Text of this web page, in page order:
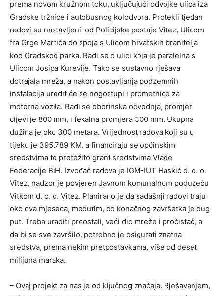
prema novom kružnom toku, uključujući odvojke ulica iza
Gradske tržnice i autobusnog kolodvora. Protekli tjedan
radovi su nastavljeni: od Policijske postaje Vitez, Ulicom
fra Grge Martića do spoja s Ulicom hrvatskih branitelja
kod Gradskog parka. Radi se o ulici koja je paralelna s
Ulicom Josipa Kurevije. Tako se sustavno rješava
dotrajala mreža, a nakon postavljanja podzemnih
instalacija uredit će se nogostupi i prometnice za
motorna vozila. Radi se oborinska odvodnja, promjer
cijevi je 800 mm, i fekalna promjera 300 mm. Ukupna
dužina je oko 300 metara. Vrijednost radova koji su u
tijeku je 395.789 KM, a financiraju se općinskim
sredstvima te pretežito grant sredstvima Vlade
Federacije BiH. Izvođač radova je IGM-IUT Haskić d. o. o.
Vitez, nadzor je povjeren Javnom komunalnom poduzeću
Vitkom d. o. o. Vitez. Planirano je da sadašnji radovi traju
oko dva mjeseca, međutim, do konačnog završetka je dug
put. Treba uraditi preostali, veći dio mreže i pročistač, a
da bi se sve završilo, potrebno je osigurati znatna
sredstva, prema nekim pretpostavkama, više od deset
milijuna maraka.
– Ovaj projekt za nas je od ključnog značaja. Rješavanjem,